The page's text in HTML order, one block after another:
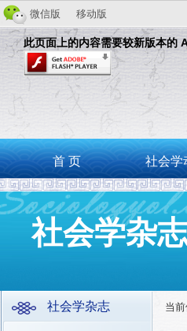
微信版 移动版
此页面上的内容需要较新版本的
首 页 社会学
社会学杂
社会学杂志 当前